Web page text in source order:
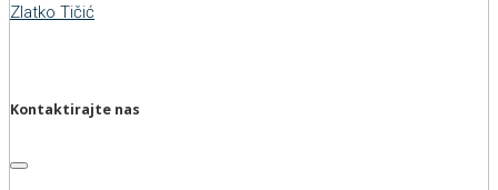
Zlatko Tičić
Kontaktirajte nas